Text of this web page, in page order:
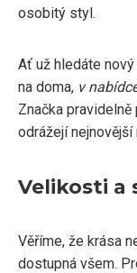
osobitý styl.
Ať už hledáte
na doma, v
Značka
odrážejí nejnovější
Velikosti a
Věříme, že krása
dostupná všem.